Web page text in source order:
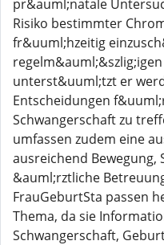
pr&auml;natale
Risiko bestimmter
fr&uuml;hzeitig
unterst&uuml;tzt er
Entscheidungen
Schwangerschaft zu
umfassen zudem eine
ausreichend
&auml;rztliche
FrauGeburtSta passen
Thema, da sie
Schwangerschaft,